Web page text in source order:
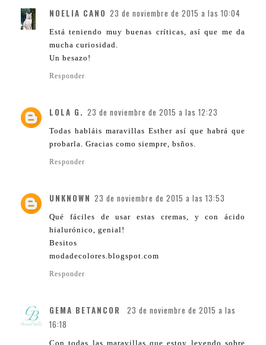
NOELIA CANO 23 de noviembre de 2015 a las 10:04
Está teniendo muy buenas críticas, así que me da
mucha curiosidad.
Un besazo!
Responder
LOLA G. 23 de noviembre de 2015 a las 12:23
Todas habláis maravillas Esther así que habrá que
probarla. Gracias como siempre, bsños.
Responder
UNKNOWN 23 de noviembre de 2015 a las 13:53
Qué fáciles de usar estas cremas, y con ácido
hialurónico, genial!
Besitos
modadecolores.blogspot.com
Responder
GEMA BETANCOR
23 de noviembre de 2015 a las
16:18
Con todas las maravillas que estoy leyendo sobre